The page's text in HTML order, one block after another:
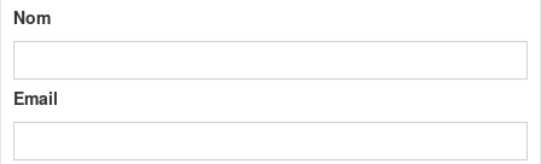
Nom
Email